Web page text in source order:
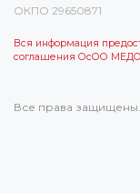
ОКПО 29650871
Вся информация
соглашения ОсОО
Все права